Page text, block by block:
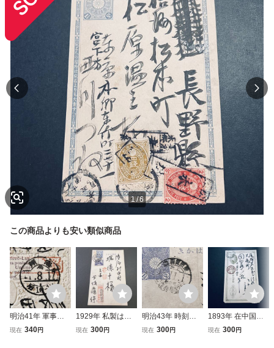
1 /6
この商品よりも安い類似商品
明治41年 軍事郵
便使用例 朝鮮発信
現在 340円
1929年 私製はが
き書留便使用例 田
現在 300円
明治43年 時刻入
鉄郵印使用例 「東
現在 300円
1893年 在中国日
本郵便局使用例 二
現在 300円